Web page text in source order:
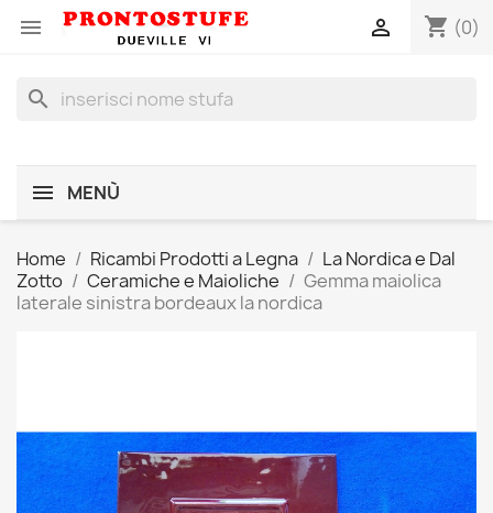
 shopping_cart (0)

search
MENÙ
Home Ricambi Prodotti a Legna
La Nordica e Dal
Zotto
Ceramiche e Maioliche
Gemma maiolica
laterale sinistra bordeaux la nordica